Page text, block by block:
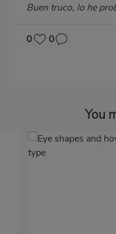
Buen truco, lo he
0 0
You